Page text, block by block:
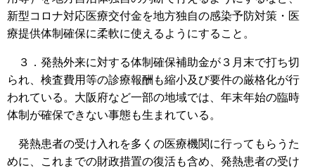
新型コロナ対応医療交付金を地方独自の感染予防対策・医
療提供体制確保に柔軟に使えるようにすること。
３．発熱外来に対する体制確保補助金が３月末で打ち切
られ、検査費用等の診療報酬も縮小及び要件の厳格化が行
われている。大阪府など一部の地域では、年末年始の臨時
体制が確保できない事態も生まれている。
発熱患者の受け入れを多くの医療機関に行ってもらうた
めに、これまでの財政措置の復活も含め、発熱患者の受け